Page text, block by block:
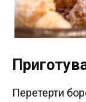
Перетерти